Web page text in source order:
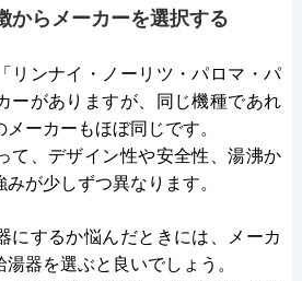
からメーカーを選択する
リンナイ・ノーリツ・パロマ・パ
ーがありますが、同じ機種であれ
ーカーもほぼ同じです。
て、デザイン性や安全性、湯沸か
が少しずつ異なります。
にするか悩んだときには、メーカ
器を選ぶと良いでしょう。